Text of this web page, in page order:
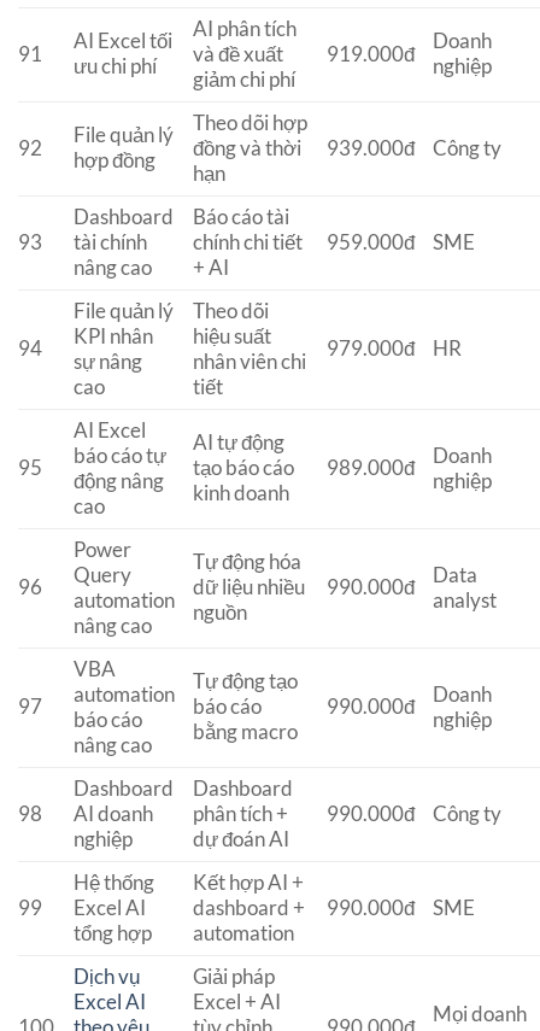
91
AI Excel tối
ưu chi phí
AI phân tích
và đề xuất
giảm chi phí
919.000đ
Doanh
nghiệp
92
File quản lý
hợp đồng
Theo dõi hợp
đồng và thời
hạn
939.000đ Công ty
93
Dashboard
tài chính
nâng cao
Báo cáo tài
chính chi tiết
+ AI
959.000đ SME
94
File quản lý
KPI nhân
sự nâng
cao
Theo dõi
hiệu suất
nhân viên chi
tiết
979.000đ HR
95
AI Excel
báo cáo tự
động nâng
cao
AI tự động
tạo báo cáo
kinh doanh
989.000đ
Doanh
nghiệp
96
Power
Query
automation
nâng cao
Tự động hóa
dữ liệu nhiều
nguồn
990.000đ
Data
analyst
97
VBA
automation
báo cáo
nâng cao
Tự động tạo
báo cáo
bằng macro
990.000đ
Doanh
nghiệp
98
Dashboard
AI doanh
nghiệp
Dashboard
phân tích +
dự đoán AI
990.000đ Công ty
99
Hệ thống
Excel AI
tổng hợp
Kết hợp AI +
dashboard +
automation
990.000đ SME
Dịch vụ
Excel AI
Giải pháp
Excel + AI
Mọi doanh